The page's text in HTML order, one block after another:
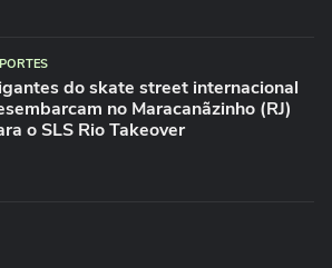
do skate street internacional
no Maracanãzinho (RJ)
o SLS Rio Takeover